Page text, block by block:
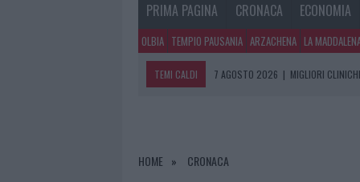
PRIMA PAGINA CRONACA ECONOMIA
OLBIA TEMPIO PAUSANIA ARZACHENA LA
TEMI CALDI 7 AGOSTO 2026 | MIGLIORI
7 AGOSTO 2026
|
HOME CRONACA